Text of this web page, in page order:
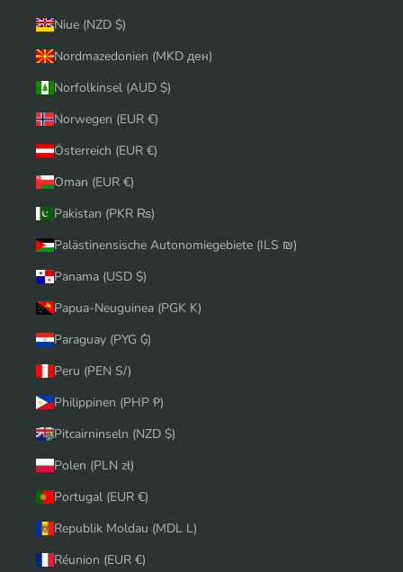
Niue (NZD $)
Nordmazedonien (MKD ден)
Norfolkinsel (AUD $)
Norwegen (EUR €)
Österreich (EUR €)
Oman (EUR €)
Pakistan (PKR ₨)
Palästinensische Autonomiegebiete (ILS ₪)
Panama (USD $)
Papua-Neuguinea (PGK K)
Paraguay (PYG ₲)
Peru (PEN S/)
Philippinen (PHP ₱)
Pitcairninseln (NZD $)
Polen (PLN zł)
Portugal (EUR €)
Republik Moldau (MDL L)
Réunion (EUR €)